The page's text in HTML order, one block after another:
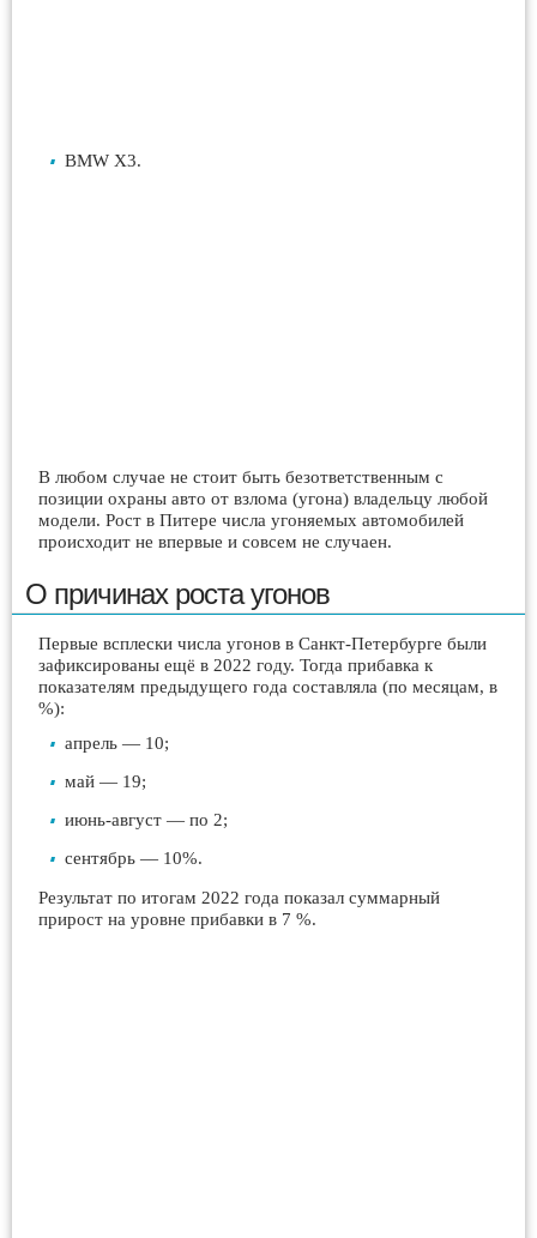
BMW X3.
В любом случае не стоит быть безответственным с
позиции охраны авто от взлома (угона) владельцу любой
модели. Рост в Питере числа угоняемых автомобилей
происходит не впервые и совсем не случаен.
О причинах роста угонов
Первые всплески числа угонов в Санкт-Петербурге были
зафиксированы ещё в 2022 году. Тогда прибавка к
показателям предыдущего года составляла (по месяцам, в
%):
апрель — 10;
май — 19;
июнь-август — по 2;
сентябрь — 10%.
Результат по итогам 2022 года показал суммарный
прирост на уровне прибавки в 7 %.